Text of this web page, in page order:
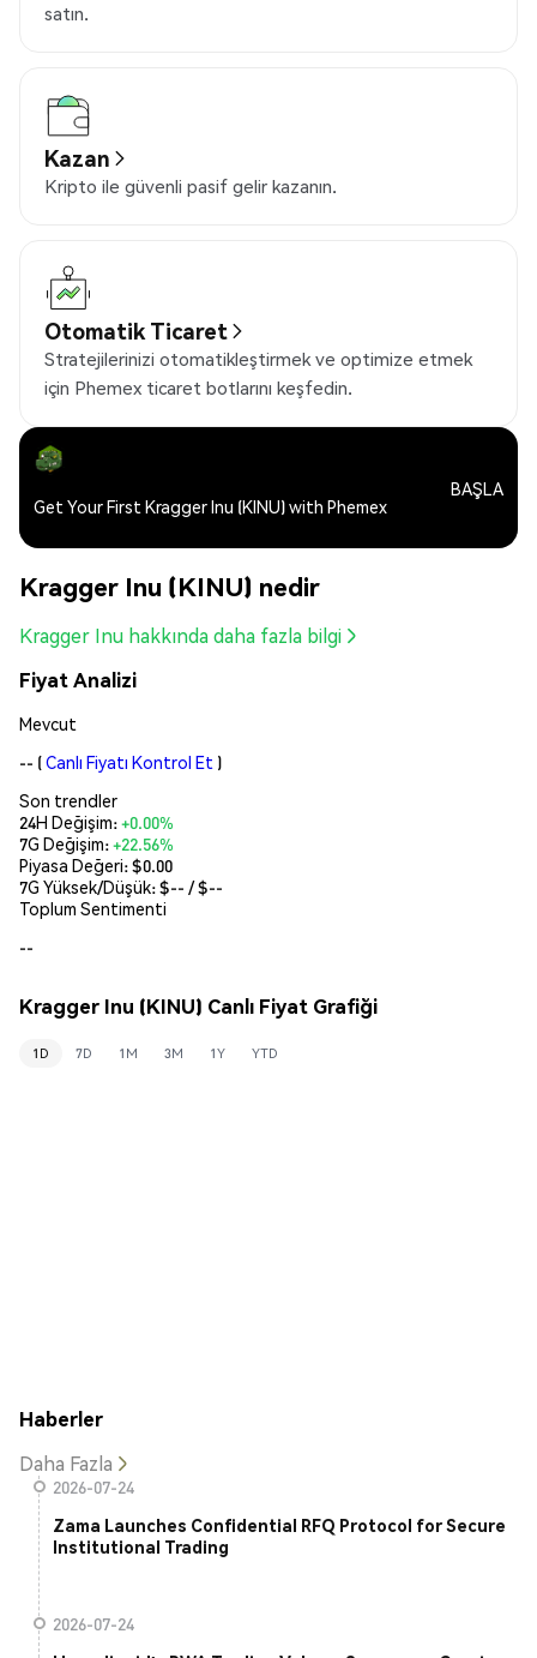
satın.
Kazan
Kripto ile güvenli pasif gelir kazanın.
Otomatik Ticaret
Stratejilerinizi otomatikleştirmek ve optimize etmek
için Phemex ticaret botlarını keşfedin.
Get Your First Kragger Inu (KINU) with Phemex
BAŞLA
Kragger Inu (KINU) nedir
Kragger Inu hakkında daha fazla bilgi
Fiyat Analizi
Mevcut
-- (Canlı Fiyatı Kontrol Et )
Son trendler
24H Değişim:+0.00%
7G Değişim:+22.56%
Piyasa Değeri:$0.00
7G Yüksek/Düşük: $-- / $--
Toplum Sentimenti
--
Kragger Inu (KINU) Canlı Fiyat Grafiği
1D 7D 1M 3M 1Y YTD
Haberler
Daha Fazla
2026-07-24
Zama Launches Confidential RFQ Protocol for Secure
Institutional Trading
2026-07-24